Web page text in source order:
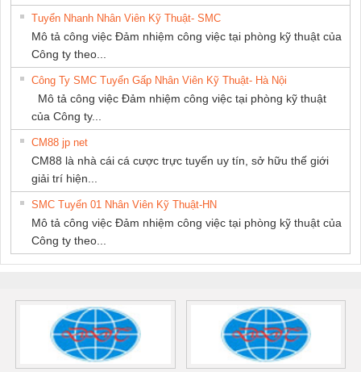
Tuyển Nhanh Nhân Viên Kỹ Thuật- SMC
Mô tả công việc Đảm nhiệm công việc tại phòng kỹ thuật của
Công ty theo...
Công Ty SMC Tuyển Gấp Nhân Viên Kỹ Thuật- Hà Nội
Mô tả công việc Đảm nhiệm công việc tại phòng kỹ thuật
của Công ty...
CM88 jp net
CM88 là nhà cái cá cược trực tuyến uy tín, sở hữu thế giới
giải trí hiện...
SMC Tuyển 01 Nhân Viên Kỹ Thuật-HN
Mô tả công việc Đảm nhiệm công việc tại phòng kỹ thuật của
Công ty theo...